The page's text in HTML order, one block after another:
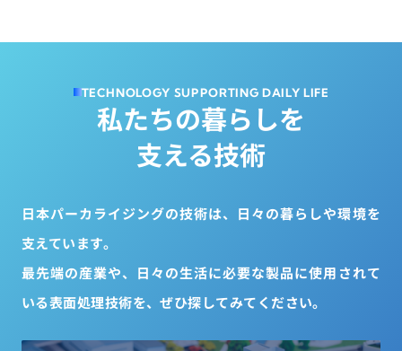
TECHNOLOGY SUPPORTING DAILY LIFE
私たちの暮ら しを
支える技術
日本パーカライジングの技術は、日々の暮らしや環境を
支えています。
最先端の産業や、日々の生活に必要な製品に使用されて
いる表面処理技術を、ぜひ探してみてください。